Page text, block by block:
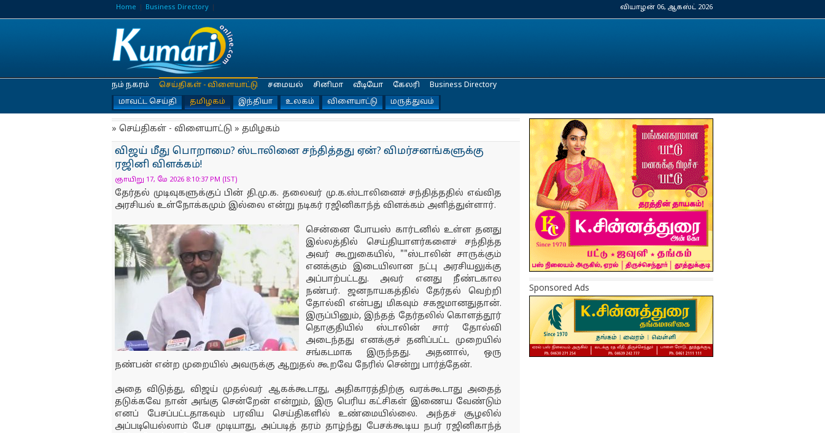
Home Business Directory வியாழன் 06, ஆகஸ்ட் 2026
நம் நகரம்
செய்திகள் - விளையாட்டு
மாவட்ட செய்தி
தமிழகம் இந்தியா உலகம் விளையாட்டு மருத்துவம்
சமையல் சினிமா வீடியோ கேலரி Business Directory
» செய்திகள் - விளையாட்டு » தமிழகம்
விஜய் மீது பொறாமை? ஸ்டாலினை சந்தித்தது ஏன்? விமர்சனங்களுக்கு
ரஜினி விளக்கம்!
ஞாயிறு 17, மே 2026 8:10:37 PM (IST)
தேர்தல் முடிவுகளுக்குப் பின் தி.மு.க. தலைவர் மு.க.ஸ்டாலினைச் சந்தித்ததில் எவ்வித
அரசியல் உள்நோக்கமும் இல்லை என்று நடிகர் ரஜினிகாந்த் விளக்கம் அளித்துள்ளார்.
சென்னை போயஸ் கார்டனில் உள்ள தனது
இல்லத்தில் செய்தியாளர்களைச் சந்தித்த
அவர் கூறுகையில், ""ஸ்டாலின் சாருக்கும்
எனக்கும் இடையிலான நட்பு அரசியலுக்கு
அப்பாற்பட்டது. அவர் எனது நீண்டகால
நண்பர். ஜனநாயகத்தில் தேர்தல் வெற்றி
தோல்வி என்பது மிகவும் சகஜமானதுதான்.
இருப்பினும், இந்தத் தேர்தலில் கொளத்தூர்
தொகுதியில் ஸ்டாலின் சார் தோல்வி
அடைந்தது எனக்குச் தனிப்பட்ட முறையில்
சங்கடமாக இருந்தது. அதனால், ஒரு
நண்பன் என்ற முறையில் அவருக்கு ஆறுதல் கூறவே நேரில் சென்று பார்த்தேன்.
அதை விடுத்து, விஜய் முதல்வர் ஆகக்கூடாது, அதிகாரத்திற்கு வரக்கூடாது அதைத்
தடுக்கவே நான் அங்கு சென்றேன் என்றும், இரு பெரிய கட்சிகள் இணைய வேண்டும்
எனப் பேசப்பட்டதாகவும் பரவிய செய்திகளில் உண்மையில்லை. அந்தச் சூழலில்
அப்படியெல்லாம் பேச முடியாது, அப்படித் தரம் தாழ்ந்து பேசக்கூடிய நபர் ரஜினிகாந்த்
Sponsored Ads